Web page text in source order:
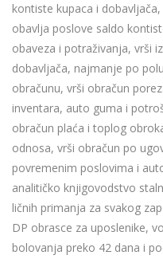
kontiste kupaca i
obavlja poslove saldo
obaveza i potraživanja, vrši
dobavljača, najmanje po
obračunu, vrši obračun
inventara, auto guma i
obračun plaća i toplog
odnosa, vrši obračun po
povremenim poslovima i
analitičko knjigovodstvo
ličnih primanja za svakog
DP obrasce za uposlenike,
bolovanja preko 42 dana i